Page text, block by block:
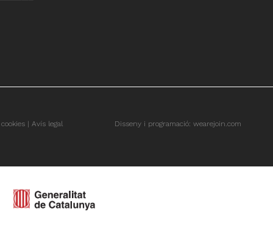
Avís legal Disseny i programació: wearejoin.com